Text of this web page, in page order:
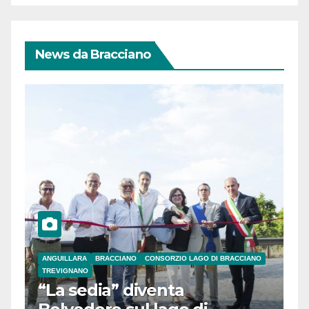
News da Bracciano
ANGUILLARA BRACCIANO
CONSORZIO LAGO DI BRACCIANO
TREVIGNANO
“La sedia” diventa